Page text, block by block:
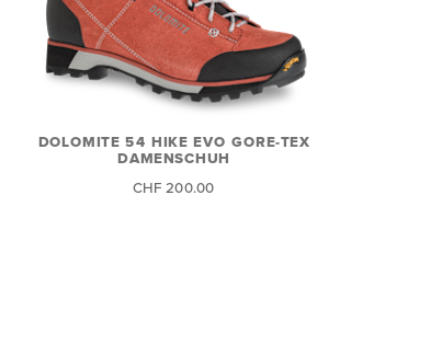
DOLOMITE 54 HIKE EVO GORE-TEX
DAMENSCHUH
CHF 200.00